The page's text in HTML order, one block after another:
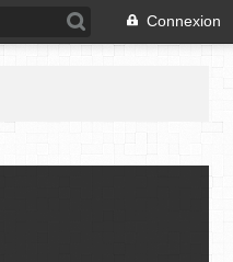
Connexion